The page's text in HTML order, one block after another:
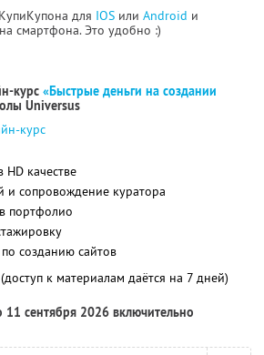
для IOS или Android и
смартфона. Это удобно :)
курс «Быстрые деньги на создании
Universus
курс
качестве
и сопровождение куратора
портфолио
созданию сайтов
к материалам даётся на 7 дней)
11 сентября 2026 включительно